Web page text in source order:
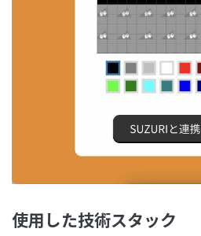
使用した技術スタック